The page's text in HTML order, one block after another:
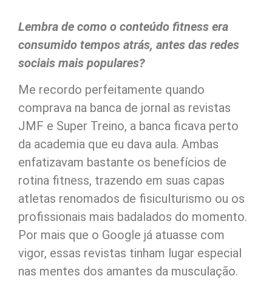
Lembra de como o conteúdo fitness era
consumido tempos atrás, antes das redes
sociais mais populares?
Me recordo perfeitamente quando
comprava na banca de jornal as revistas
JMF e Super Treino, a banca ficava perto
da academia que eu dava aula. Ambas
enfatizavam bastante os benefícios de
rotina fitness, trazendo em suas capas
atletas renomados de fisiculturismo ou os
profissionais mais badalados do momento.
Por mais que o Google já atuasse com
vigor, essas revistas tinham lugar especial
nas mentes dos amantes da musculação.